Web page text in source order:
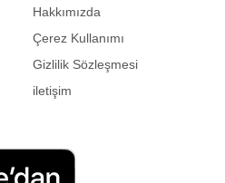
Hakkımızda
Çerez Kullanımı
Gizlilik Sözleşmesi
iletişim